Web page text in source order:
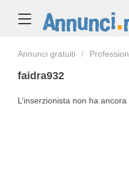
Annunci gratuiti
faidra932
L’inserzionista non ha